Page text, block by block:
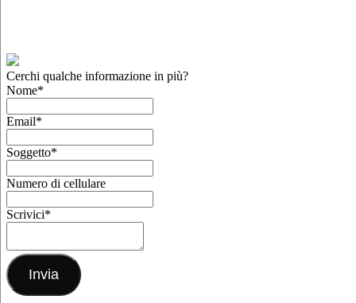
Cerchi qualche informazione in più?
Nome*
Email*
Soggetto*
Numero di cellulare
Scrivici*
Invia